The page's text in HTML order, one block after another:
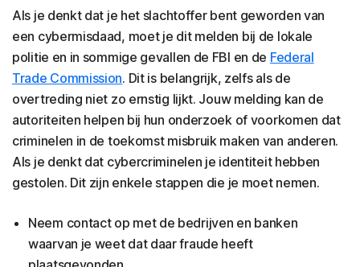
Als je denkt dat je het slachtoffer bent geworden van
een cybermisdaad, moet je dit melden bij de lokale
politie en in sommige gevallen de FBI en de Federal
Trade Commission. Dit is belangrijk, zelfs als de
overtreding niet zo ernstig lijkt. Jouw melding kan de
autoriteiten helpen bij hun onderzoek of voorkomen dat
criminelen in de toekomst misbruik maken van anderen.
Als je denkt dat cybercriminelen je identiteit hebben
gestolen. Dit zijn enkele stappen die je moet nemen.
Neem contact op met de bedrijven en banken
waarvan je weet dat daar fraude heeft